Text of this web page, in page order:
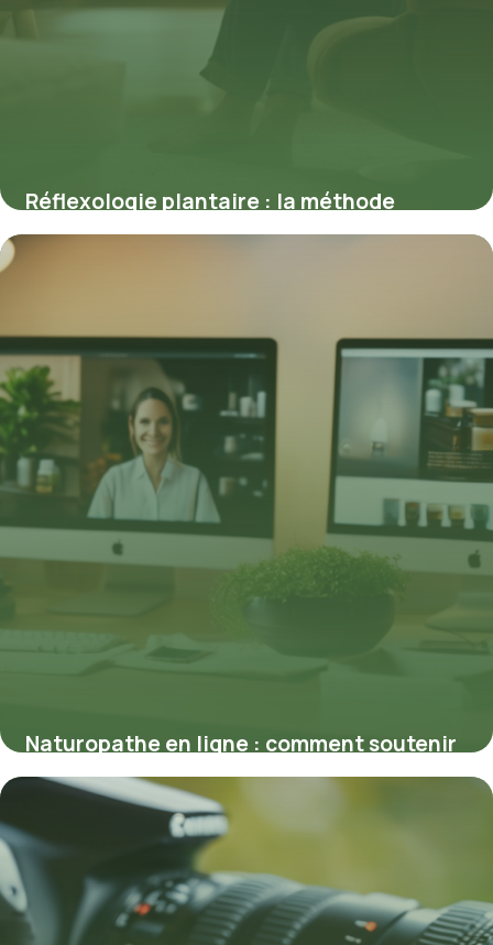
Réflexologie plantaire : la méthode
naturelle pour améliorer votre sommeil
Naturopathe en ligne : comment soutenir
votre santé à distance efficacement